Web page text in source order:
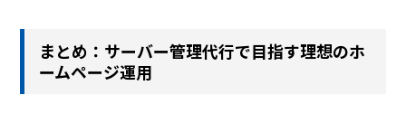
まとめ：サーバー管理代行で目指す理想のホ
ームページ運用